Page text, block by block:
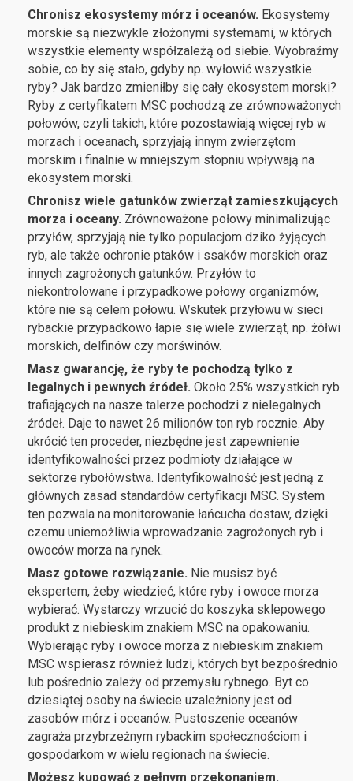
Chronisz ekosystemy mórz i oceanów. Ekosystemy
morskie są niezwykle złożonymi systemami, w których
wszystkie elementy współzależą od siebie. Wyobraźmy
sobie, co by się stało, gdyby np. wyłowić wszystkie
ryby? Jak bardzo zmieniłby się cały ekosystem morski?
Ryby z certyfikatem MSC pochodzą ze zrównoważonych
połowów, czyli takich, które pozostawiają więcej ryb w
morzach i oceanach, sprzyjają innym zwierzętom
morskim i finalnie w mniejszym stopniu wpływają na
ekosystem morski.
Chronisz wiele gatunków zwierząt zamieszkujących
morza i oceany. Zrównoważone połowy minimalizując
przyłów, sprzyjają nie tylko populacjom dziko żyjących
ryb, ale także ochronie ptaków i ssaków morskich oraz
innych zagrożonych gatunków. Przyłów to
niekontrolowane i przypadkowe połowy organizmów,
które nie są celem połowu. Wskutek przyłowu w sieci
rybackie przypadkowo łapie się wiele zwierząt, np. żółwi
morskich, delfinów czy morświnów.
Masz gwarancję, że ryby te pochodzą tylko z
legalnych i pewnych źródeł. Około 25% wszystkich ryb
trafiających na nasze talerze pochodzi z nielegalnych
źródeł. Daje to nawet 26 milionów ton ryb rocznie. Aby
ukrócić ten proceder, niezbędne jest zapewnienie
identyfikowalności przez podmioty działające w
sektorze rybołówstwa. Identyfikowalność jest jedną z
głównych zasad standardów certyfikacji MSC. System
ten pozwala na monitorowanie łańcucha dostaw, dzięki
czemu uniemożliwia wprowadzanie zagrożonych ryb i
owoców morza na rynek.
Masz gotowe rozwiązanie. Nie musisz być
ekspertem, żeby wiedzieć, które ryby i owoce morza
wybierać. Wystarczy wrzucić do koszyka sklepowego
produkt z niebieskim znakiem MSC na opakowaniu.
Wybierając ryby i owoce morza z niebieskim znakiem
MSC wspierasz również ludzi, których byt bezpośrednio
lub pośrednio zależy od przemysłu rybnego. Byt co
dziesiątej osoby na świecie uzależniony jest od
zasobów mórz i oceanów. Pustoszenie oceanów
zagraża przybrzeżnym rybackim społecznościom i
gospodarkom w wielu regionach na świecie.
Możesz kupować z pełnym przekonaniem.